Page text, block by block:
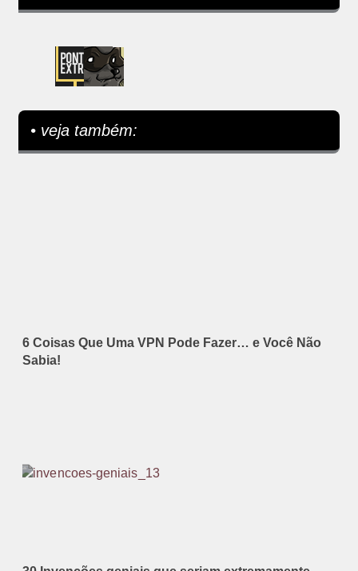
• veja também:
6 Coisas Que Uma VPN Pode Fazer… e Você Não
Sabia!